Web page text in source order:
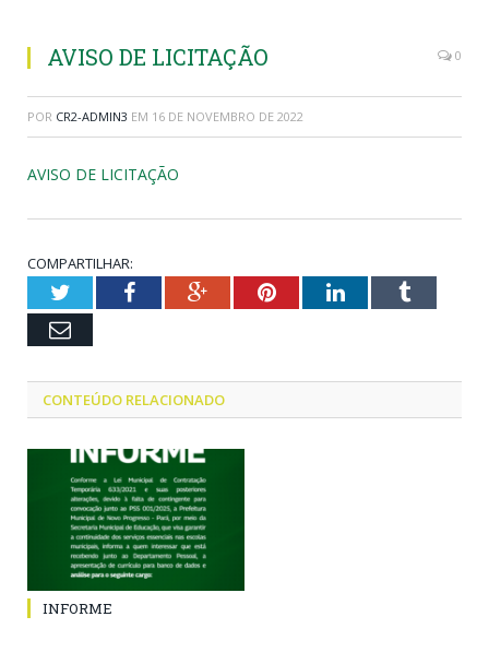
AVISO DE LICITAÇÃO 0
POR CR2-ADMIN3 EM 16 DE NOVEMBRO DE 2022
AVISO DE LICITAÇÃO
COMPARTILHAR:
TwitterFacebookGoogle+PinterestLinkedInTumblr
Email
CONTEÚDO RELACIONADO
INFORME